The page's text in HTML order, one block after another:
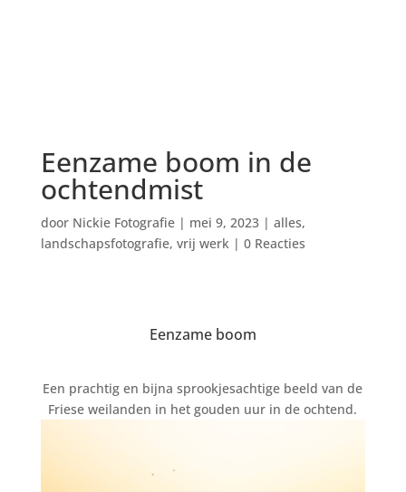
Eenzame boom in de
ochtendmist
door Nickie Fotografie| mei 9, 2023| alles,
landschapsfotografie, vrij werk| 0 Reacties
Eenzame boom
Een prachtig en bijna sprookjesachtige beeld van de
Friese weilanden in het gouden uur in de ochtend.